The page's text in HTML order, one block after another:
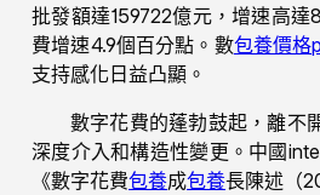
批發額達159722億元，增速高達
費增速4.9個百分點。數包養價格
支持感化日益凸顯。
數字花費的蓬勃鼓起，離不
深度介入和構造性變更。中國
《數字花費包養成包養長陳述（